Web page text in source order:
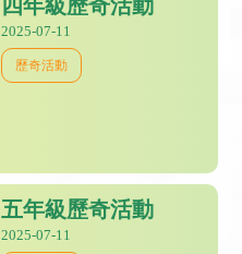
四年級歷奇活動
2025-07-11
歷奇活動
五年級歷奇活動
2025-07-11